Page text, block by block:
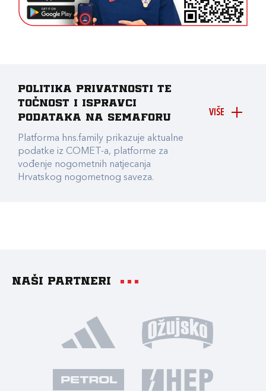
VIŠE
Politika privatnosti te
točnost i ispravci
podataka na Semaforu
Platforma hns.family prikazuje aktualne
podatke iz COMET-a, platforme za
vođenje nogometnih natjecanja
Hrvatskog nogometnog saveza.
Naši partneri